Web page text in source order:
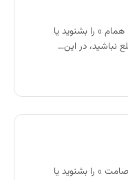
» را بشنوید یا
نباشید، در این…
» را بشنوید یا